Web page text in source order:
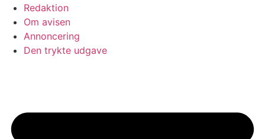
Redaktion
Om avisen
Annoncering
Den trykte udgave